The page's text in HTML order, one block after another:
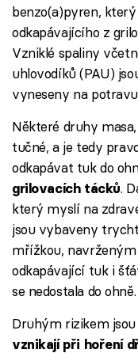
benzo(a)pyren,
odkapávajícího z
Vzniklé spaliny
uhlovodíků (PAU)
vyneseny na
Některé druhy
tučné, a je tedy
odkapávat tuk do
grilovacích tácků.
který myslí na
jsou vybaveny
mřížkou,
odkapávající tuk i
se nedostala do ohně.
Druhým rizikem jsou
vznikají při hoření